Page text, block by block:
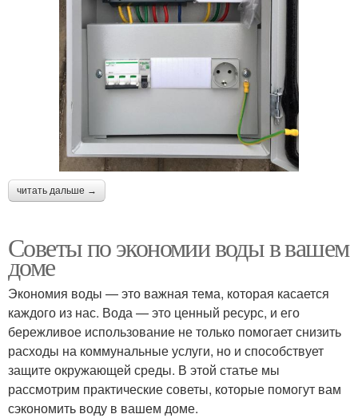
читать дальше →
Советы по экономии воды в вашем
доме
Экономия воды — это важная тема, которая касается
каждого из нас. Вода — это ценный ресурс, и его
бережливое использование не только помогает снизить
расходы на коммунальные услуги, но и способствует
защите окружающей среды. В этой статье мы
рассмотрим практические советы, которые помогут вам
сэкономить воду в вашем доме.